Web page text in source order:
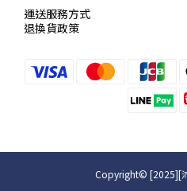
運送服務方式
退換貨政策
Copyright© [2025][